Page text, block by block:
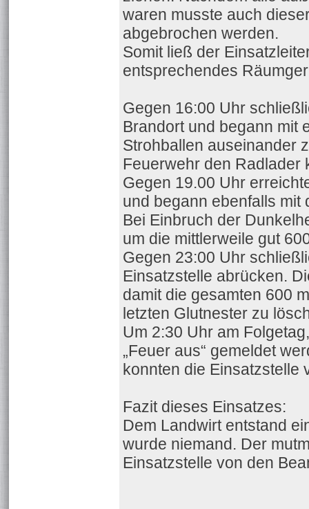
waren musste auch
abgebrochen werden.
Somit ließ der
entsprechendes
Gegen 16:00 Uhr
Brandort und begann mit
Strohballen auseinander
Feuerwehr den Radlader
Gegen 19.00 Uhr
und begann ebenfalls mit
Bei Einbruch der
um die mittlerweile gut
Gegen 23:00 Uhr
Einsatzstelle abrücken.
damit die gesamten 600
letzten Glutnester zu
Um 2:30 Uhr am
„Feuer aus“ gemeldet
konnten die Einsatzstelle
Fazit dieses Einsatzes:
Dem Landwirt entstand
wurde niemand. Der
Einsatzstelle von den